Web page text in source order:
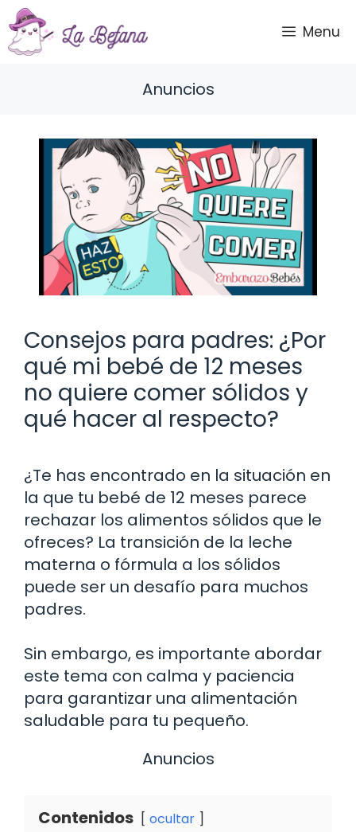
Saltar
al
contenido
Menu
Anuncios
Consejos para padres: ¿Por
qué mi bebé de 12 meses
no quiere comer sólidos y
qué hacer al respecto?
¿Te has encontrado en la situación en
la que tu bebé de 12 meses parece
rechazar los alimentos sólidos que le
ofreces? La transición de la leche
materna o fórmula a los sólidos
puede ser un desafío para muchos
padres.
Sin embargo, es importante abordar
este tema con calma y paciencia
para garantizar una alimentación
saludable para tu pequeño.
Anuncios
Contenidos ocultar